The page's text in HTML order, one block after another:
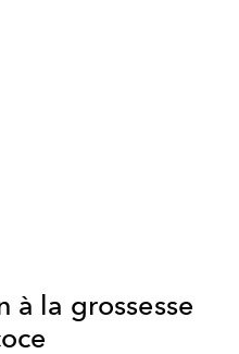
à la grossesse